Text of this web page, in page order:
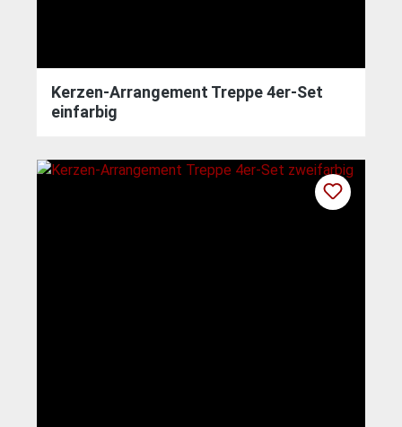
Kerzen-Arrangement Treppe 4er-Set
einfarbig